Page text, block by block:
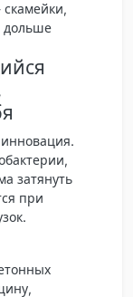
скамейки,
дольше
затянуть
при